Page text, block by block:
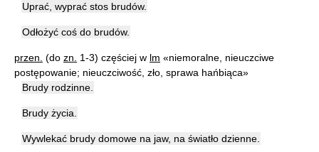
Uprać, wyprać stos brudów.
Odłożyć coś do brudów.
przen. (do zn. 1-3) częściej w lm «niemoralne, nieuczciwe
postępowanie; nieuczciwość, zło, sprawa hańbiąca»
Brudy rodzinne.
Brudy życia.
Wywlekać brudy domowe na jaw, na światło dzienne.